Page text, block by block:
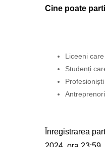
Cine poate
Liceeni
Studenți
Înregistrarea